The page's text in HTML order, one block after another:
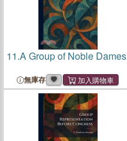
11.A Group of Noble Dames
無庫存